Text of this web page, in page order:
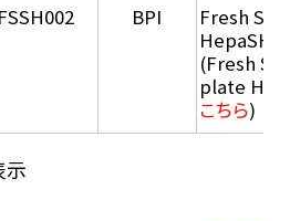
FSSH002 BPI
Fresh
HepaSH®
(Fresh
plate
こちら)
示